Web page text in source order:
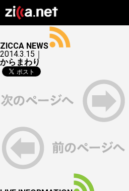
ZICCA NEWS
2014.3.15｜
からまわり